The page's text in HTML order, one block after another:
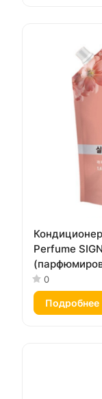
Perfume
концентрат
1,6 л, мягкая
0
Подробнее